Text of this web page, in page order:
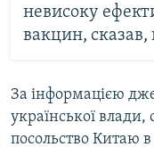
невисоку
вакцин, сказав,
За інформацією
української
посольство Китаю